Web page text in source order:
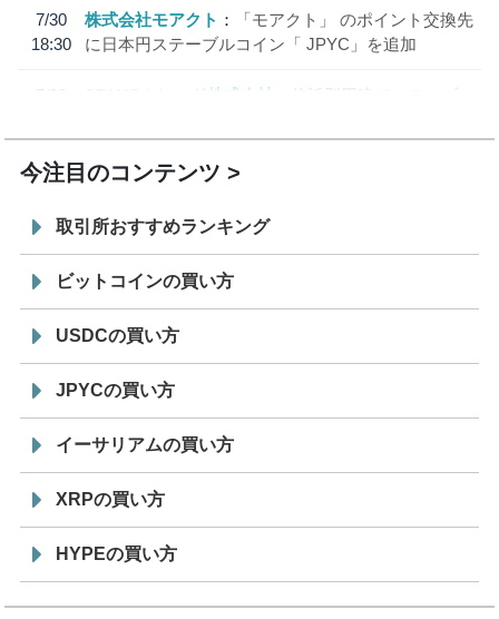
7/30
18:30
株式会社モアクト
「モアクト」 のポイント交換先
に日本円ステーブルコイン「 JPYC」を追加
7/29
SBI VCトレード株式会社
信託型円建てステーブル
今注目のコンテンツ
取引所おすすめランキング
ビットコインの買い方
USDCの買い方
JPYCの買い方
イーサリアムの買い方
XRPの買い方
HYPEの買い方